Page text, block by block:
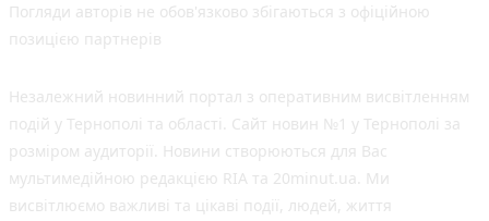
Погляди авторів не обов'язково збігаються з офіційною
позицією партнерів
Незалежний новинний портал з оперативним висвітленням
подій у Тернополі та області. Сайт новин №1 у Тернополі за
розміром аудиторії. Новини створюються для Вас
мультимедійною редакцією RIA та 20minut.ua. Ми
висвітлюємо важливі та цікаві події, людей, життя